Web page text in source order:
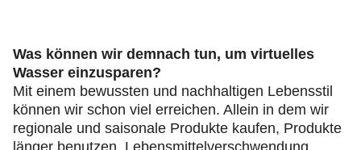
Was können wir demnach tun, um virtuelles
Wasser einzusparen?
Mit einem bewussten und nachhaltigen Lebensstil
können wir schon viel erreichen. Allein in dem wir
regionale und saisonale Produkte kaufen, Produkte
länger benutzen, Lebensmittelverschwendung